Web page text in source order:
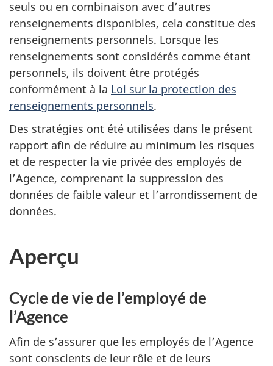
seuls ou en combinaison avec d’autres
renseignements disponibles, cela constitue des
renseignements personnels. Lorsque les
renseignements sont considérés comme étant
personnels, ils doivent être protégés
conformément à la Loi sur la protection des
renseignements personnels.
Des stratégies ont été utilisées dans le présent
rapport afin de réduire au minimum les risques
et de respecter la vie privée des employés de
l’Agence, comprenant la suppression des
données de faible valeur et l’arrondissement de
données.
Aperçu
Cycle de vie de l’employé de
l’Agence
Afin de s’assurer que les employés de l’Agence
sont conscients de leur rôle et de leurs